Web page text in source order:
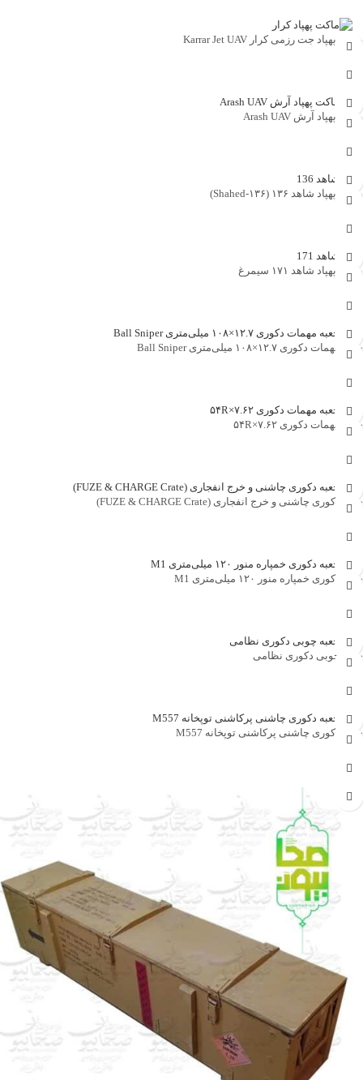
ماکت پهپاد جت رزمی کرار Karrar Jet UAV
جهت خرید تماس بگیرید
ماکت پهپاد آرش Arash UAV
جهت خرید تماس بگیرید
ماکت پهپاد شاهد ۱۳۶ (Shahed‑۱۳۶)
جهت خرید تماس بگیرید
ماکت پهپاد شاهد ۱۷۱ سیمرغ
جهت خرید تماس بگیرید
جعبه مهمات دکوری ۱۲.۷×۱۰۸ میلی‌متری Ball Sniper
جهت خرید تماس بگیرید
جعبه مهمات دکوری ۷.۶۲×۵۴R
جهت خرید تماس بگیرید
جعبه دکوری چاشنی و خرج انفجاری (FUZE & CHARGE Crate)
جهت خرید تماس بگیرید
جعبه دکوری خمپاره منور ۱۲۰ میلی‌متری M1
جهت خرید تماس بگیرید
جعبه چوبی دکوری نظامی
جهت خرید تماس بگیرید
جعبه دکوری چاشنی پرکاشنی توپخانه M557
جهت خرید تماس بگیرید